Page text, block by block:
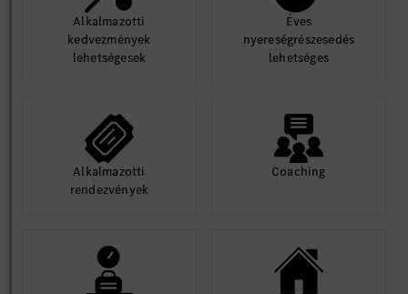
Alkalmazotti
kedvezmények
lehetségesek
Éves
nyereségrészesedés
lehetséges
Alkalmazotti
rendezvények
Coaching